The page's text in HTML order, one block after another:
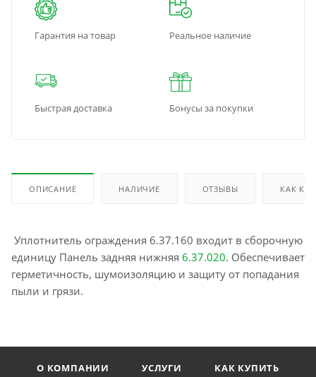
Гарантия на товар Реальное наличие
Быстрая доставка Бонусы за покупки
ОПИСАНИЕ НАЛИЧИЕ ОТЗЫВЫ КАК
Уплотнитель ограждения 6.37.160 входит в сборочную
единицу Панель задняя нижняя 6.37.020. Обеспечивает
герметичность, шумоизоляцию и защиту от попадания
пыли и грязи.
О КОМПАНИИ УСЛУГИ
КАК КУПИТЬ